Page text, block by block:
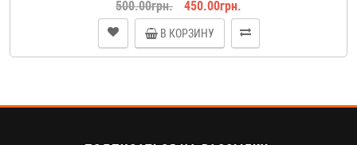
500.00грн. 450.00грн.
В КОРЗИНУ